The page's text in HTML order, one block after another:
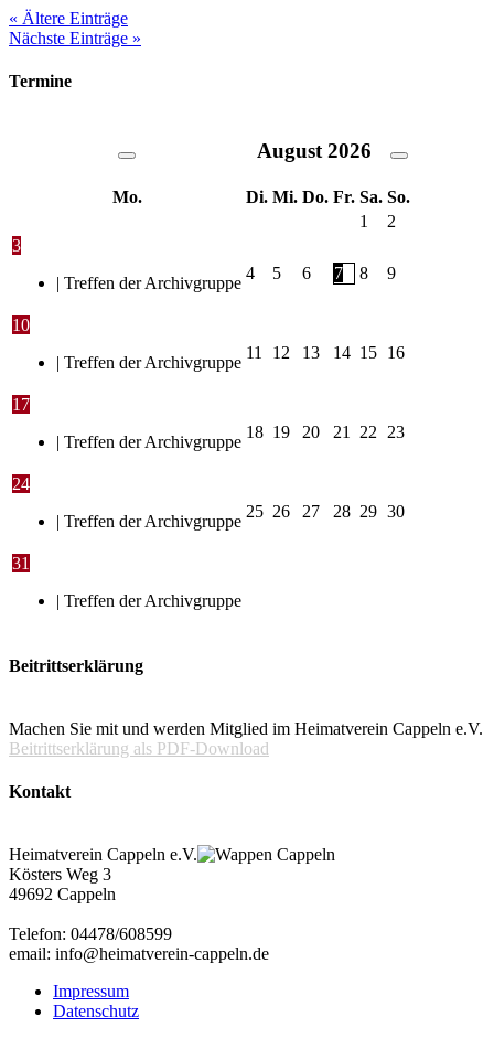
« Ältere Einträge
Nächste Einträge »
Termine
August 2026
Mo. Di. Mi. Do. Fr. Sa. So.
1
2
3
| Treffen der Archivgruppe
4 5 6 7 8 9
10
| Treffen der Archivgruppe
11 12 13 14 15 16
17
| Treffen der Archivgruppe
18 19 20 21 22 23
24
| Treffen der Archivgruppe
25 26 27 28 29 30
31
| Treffen der Archivgruppe
Beitrittserklärung
Machen Sie mit und werden Mitglied im Heimatverein Cappeln e.V.
Beitrittserklärung als PDF-Download
Kontakt
Heimatverein Cappeln e.V.
Kösters Weg 3
49692 Cappeln
Telefon: 04478/608599
email: info@heimatverein-cappeln.de
Impressum
Datenschutz